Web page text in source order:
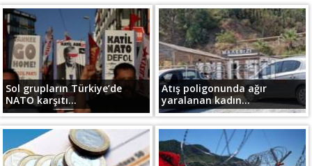
Sol grupların Türkiye’de
NATO karşıtı...
Atış poligonunda ağır
yaralanan kadın...